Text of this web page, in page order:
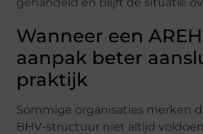
Wanneer een
aanpak beter
praktijk
Sommige organisaties merken
BHV-structuur niet altijd